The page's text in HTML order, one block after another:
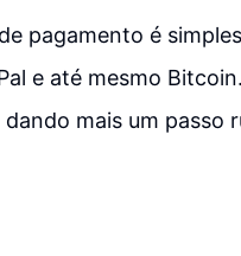
pagamento é
e até mesmo
mais um passo